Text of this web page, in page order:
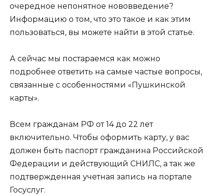
очередное непонятное нововведение?
Информацию о том, что это такое и как этим
пользоваться, вы можете найти в этой статье.
А сейчас мы постараемся как можно
подробнее ответить на самые частые вопросы,
связанные с особенностями «Пушкинской
карты».
Всем гражданам РФ от 14 до 22 лет
включительно. Чтобы оформить карту, у вас
должен быть паспорт гражданина Российской
Федерации и действующий СНИЛС, а так же
подтвержденная учетная запись на портале
Госуслуг.